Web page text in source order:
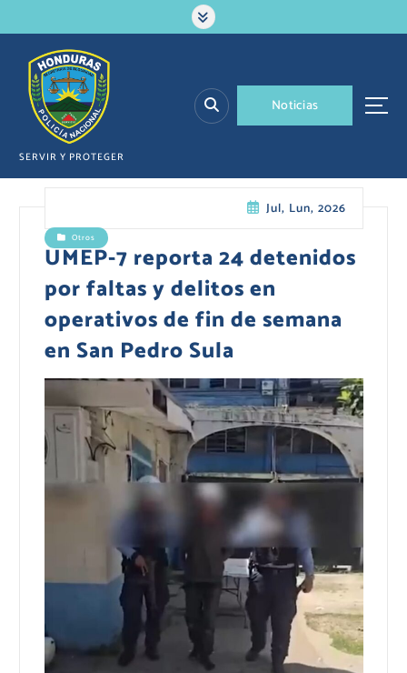
a
SERVIR Y PROTEGER
Noticias
Jul, Lun, 2026
Otros
UMEP-7 reporta 24 detenidos
por faltas y delitos en
operativos de fin de semana
en San Pedro Sula